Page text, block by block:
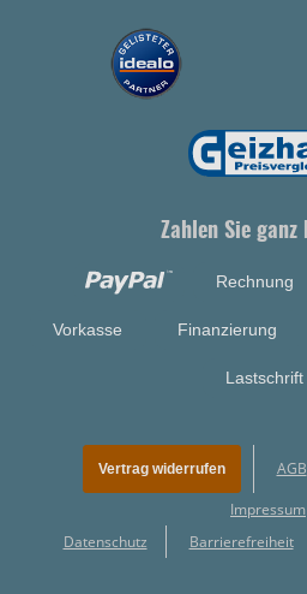
Zahlen Sie ganz
Rechnung
Vorkasse Finanzierung
Lastschrift
Vertrag widerrufen AGB
Impressum
Datenschutz
Barrierefreiheit